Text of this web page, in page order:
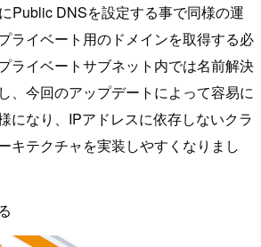
Public DNSを設定する事で同様の運
ライベート用のドメインを取得する必
ライベートサブネット内では名前解決
、今回のアップデートによって容易に
になり、IPアドレスに依存しないクラ
キテクチャを実装しやすくなりまし